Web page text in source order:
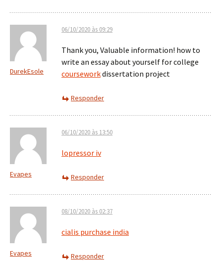
DurekEsole
06/10/2020 às 09:29
Thank you, Valuable information! how to
write an essay about yourself for college
courseworkdissertation project
Responder
Evapes
06/10/2020 às 13:50
lopressor iv
Responder
Evapes
08/10/2020 às 02:37
cialis purchase india
Responder